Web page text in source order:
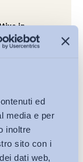
ed
media e per
inoltre
sito con i
dati web,
in
del Gruppo